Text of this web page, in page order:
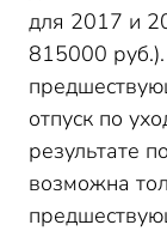
для 2017 и
815000
отпуск по
результате
возможна